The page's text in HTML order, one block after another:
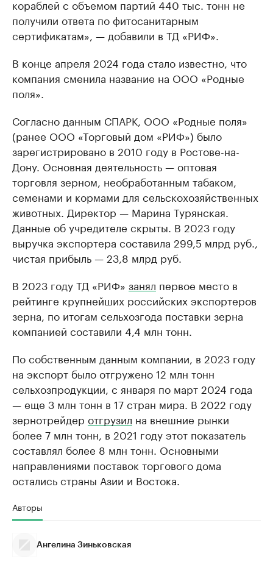
кораблей с объемом партий 440 тыс. тонн не
получили ответа по фитосанитарным
сертификатам», — добавили в ТД «РИФ».
В конце апреля 2024 года стало известно, что
компания сменила название на ООО «Родные
поля».
Согласно данным СПАРК, ООО «Родные поля»
(ранее ООО «Торговый дом «РИФ») было
зарегистрировано в 2010 году в Ростове-на-
Дону. Основная деятельность — оптовая
торговля зерном, необработанным табаком,
семенами и кормами для сельскохозяйственных
животных. Директор — Марина Турянская.
Данные об учредителе скрыты. В 2023 году
выручка экспортера составила 299,5 млрд руб.,
чистая прибыль — 23,8 млрд руб.
В 2023 году ТД «РИФ» занял первое место в
рейтинге крупнейших российских экспортеров
зерна, по итогам сельхозгода поставки зерна
компанией составили 4,4 млн тонн.
По собственным данным компании, в 2023 году
на экспорт было отгружено 12 млн тонн
сельхозпродукции, с января по март 2024 года
— еще 3 млн тонн в 17 стран мира. В 2022 году
зернотрейдер отгрузил на внешние рынки
более 7 млн тонн, в 2021 году этот показатель
составлял более 8 млн тонн. Основными
направлениями поставок торгового дома
остались страны Азии и Востока.
Авторы
Ангелина Зиньковская